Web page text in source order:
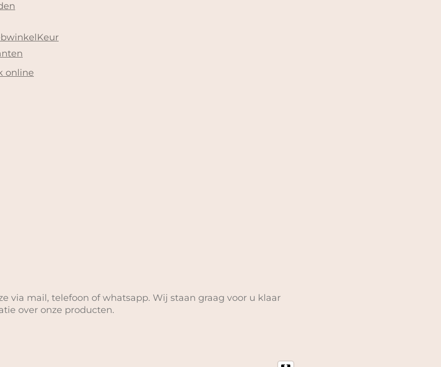
online
via mail, telefoon of whatsapp. Wij staan graag voor u klaar
over onze producten.